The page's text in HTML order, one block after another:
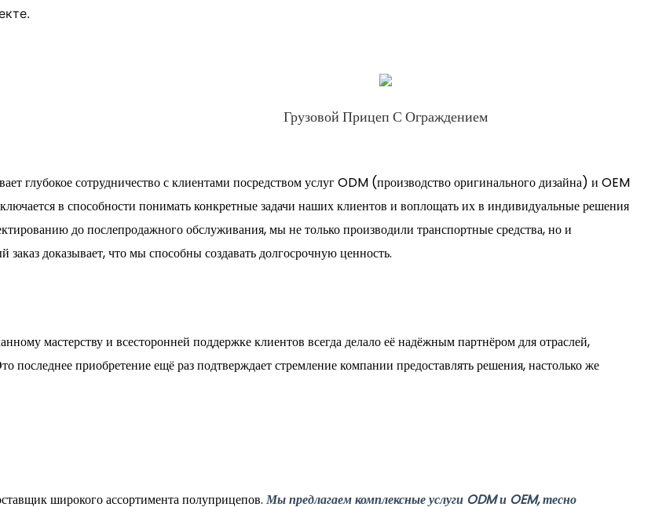
Грузовой Прицеп С Ограждением
глубокое сотрудничество с клиентами посредством услуг ODM (производство оригинального дизайна) и OEM
в способности понимать конкретные задачи наших клиентов и воплощать их в индивидуальные решения
до послепродажного обслуживания, мы не только производили транспортные средства, но и
доказывает, что мы способны создавать долгосрочную ценность.
мастерству и всесторонней поддержке клиентов всегда делало её надёжным партнёром для отраслей,
последнее приобретение ещё раз подтверждает стремление компании предоставлять решения, настолько же
широкого ассортимента полуприцепов.Мы предлагаем комплексные услуги ODM и OEM, тесно